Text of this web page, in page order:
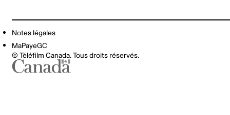
Notes légales
MaPayeGC
© Téléfilm Canada. Tous droits réservés.